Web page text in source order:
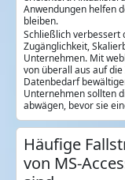
Anwendungen helfen
bleiben.
Schließlich verbessert
Zugänglichkeit,
Unternehmen. Mit
von überall aus auf
Datenbedarf
Unternehmen sollten
abwägen, bevor sie
Häufige
von MS-